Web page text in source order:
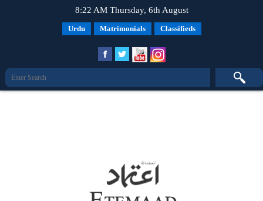
8:22 AM Thursday, 6th August
Urdu Matrimonials Classifieds